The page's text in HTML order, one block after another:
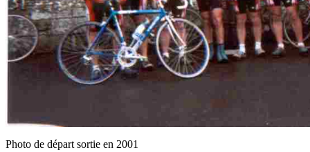
Photo de départ sortie en 2001